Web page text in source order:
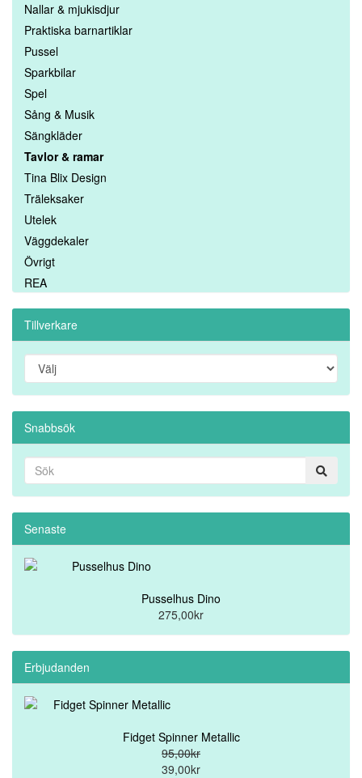
Nallar & mjukisdjur
Praktiska barnartiklar
Pussel
Sparkbilar
Spel
Sång & Musik
Sängkläder
Tavlor & ramar
Tina Blix Design
Träleksaker
Utelek
Väggdekaler
Övrigt
REA
Tillverkare
Snabbsök
Senaste
Pusselhus Dino
275,00kr
Erbjudanden
Fidget Spinner Metallic
95,00kr
39,00kr